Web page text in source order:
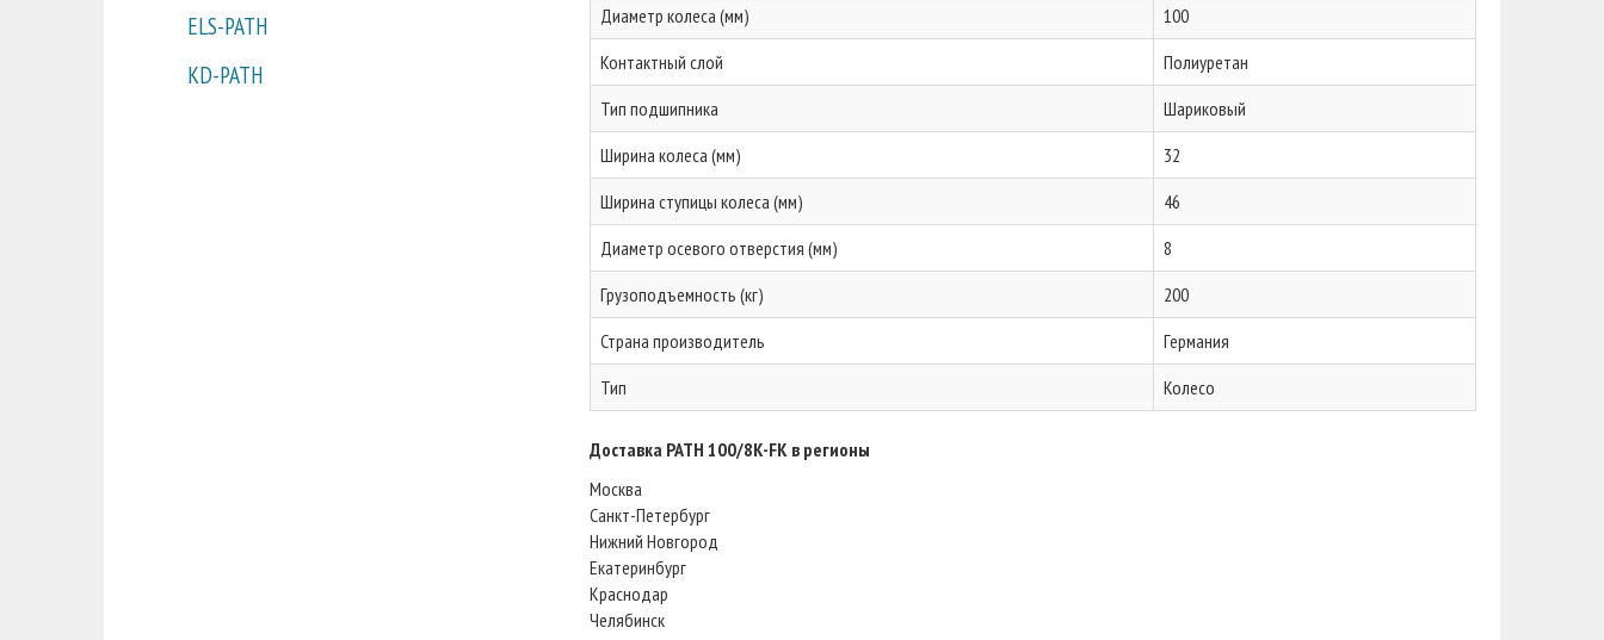
ELS-PATH
KD-PATH
Диаметр колеса (мм)
100
Контактный слой
Полиуретан
Тип подшипника
Шариковый
Ширина колеса (мм)
32
Ширина ступицы колеса (мм)
46
Диаметр осевого отверстия (мм)
8
Грузоподъемность (кг)
200
Страна производитель
Германия
Тип
Колесо
Доставка PATH 100/8K-FK в регионы
Москва
Санкт-Петербург
Нижний Новгород
Екатеринбург
Краснодар
Челябинск